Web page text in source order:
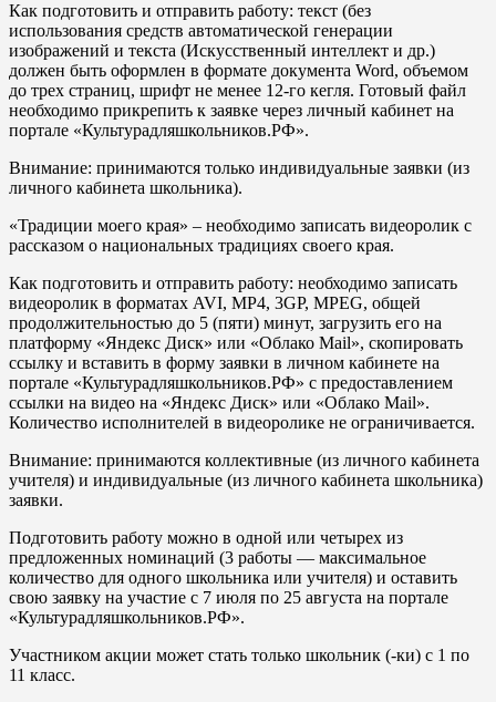
Как подготовить и отправить работу: текст (без
использования средств автоматической генерации
изображений и текста (Искусственный интеллект и др.)
должен быть оформлен в формате документа Word, объемом
до трех страниц, шрифт не менее 12-го кегля. Готовый файл
необходимо прикрепить к заявке через личный кабинет на
портале «Культурадляшкольников.РФ».
Внимание: принимаются только индивидуальные заявки (из
личного кабинета школьника).
«Традиции моего края» – необходимо записать видеоролик с
рассказом о национальных традициях своего края.
Как подготовить и отправить работу: необходимо записать
видеоролик в форматах AVI, MP4, 3GP, MPEG, общей
продолжительностью до 5 (пяти) минут, загрузить его на
платформу «Яндекс Диск» или «Облако Mail», скопировать
ссылку и вставить в форму заявки в личном кабинете на
портале «Культурадляшкольников.РФ» с предоставлением
ссылки на видео на «Яндекс Диск» или «Облако Mail».
Количество исполнителей в видеоролике не ограничивается.
Внимание: принимаются коллективные (из личного кабинета
учителя) и индивидуальные (из личного кабинета школьника)
заявки.
Подготовить работу можно в одной или четырех из
предложенных номинаций (3 работы — максимальное
количество для одного школьника или учителя) и оставить
свою заявку на участие с 7 июля по 25 августа на портале
«Культурадляшкольников.РФ».
Участником акции может стать только школьник (-ки) с 1 по
11 класс.